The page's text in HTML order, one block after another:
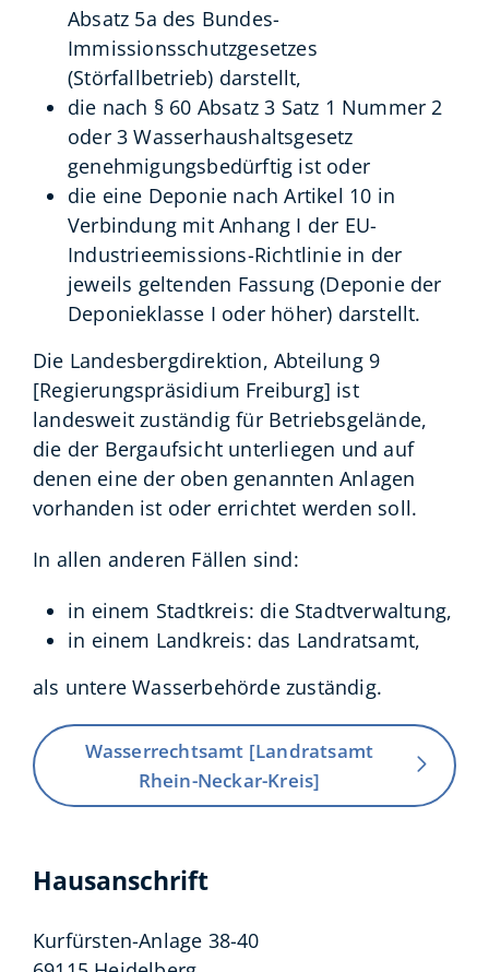
Absatz 5a des Bundes-
Immissionsschutzgesetzes
(Störfallbetrieb) darstellt,
die nach § 60 Absatz 3 Satz 1 Nummer 2
oder 3 Wasserhaushaltsgesetz
genehmigungsbedürftig ist oder
die eine Deponie nach Artikel 10 in
Verbindung mit Anhang I der EU-
Industrieemissions-Richtlinie in der
jeweils geltenden Fassung (Deponie der
Deponieklasse I oder höher) darstellt.
Die Landesbergdirektion, Abteilung 9
[Regierungspräsidium Freiburg] ist
landesweit zuständig für Betriebsgelände,
die der Bergaufsicht unterliegen und auf
denen eine der oben genannten Anlagen
vorhanden ist oder errichtet werden soll.
In allen anderen Fällen sind:
in einem Stadtkreis: die Stadtverwaltung,
in einem Landkreis: das Landratsamt,
als untere Wasserbehörde zuständig.
Wasserrechtsamt [Landratsamt
Rhein-Neckar-Kreis]
Hausanschrift
Kurfürsten-Anlage 38-40